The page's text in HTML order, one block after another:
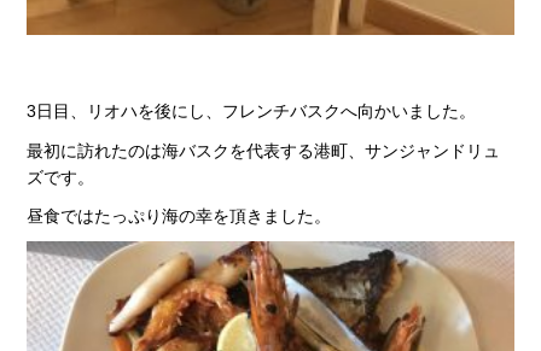
3日目、リオハを後にし、フレンチバスクへ向かいました。
最初に訪れたのは海バスクを代表する港町、サンジャンドリュ
ズです。
昼食ではたっぷり海の幸を頂きました。